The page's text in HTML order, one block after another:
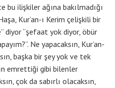
ilişkiler ağına bakılmadığı
Kur’an-ı Kerim çelişkili bir
diyor “şefaat yok diyor, öbür
Ne yapacaksın, Kur’an-
başka bir şey yok ve tek
emrettiği gibi bilenler
çok da sabırlı olacaksın,